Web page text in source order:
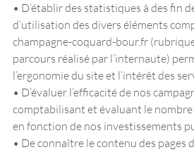
• D’établir des statistiques à des fin
d’utilisation des divers éléments
champagne-coquard-bour.fr
parcours réalisé par l’internaute)
l’ergonomie du site et l’intérêt des
• D’évaluer l’efficacité de nos
comptabilisant et évaluant le nombre
en fonction de nos investissements
• De connaître le contenu des pages